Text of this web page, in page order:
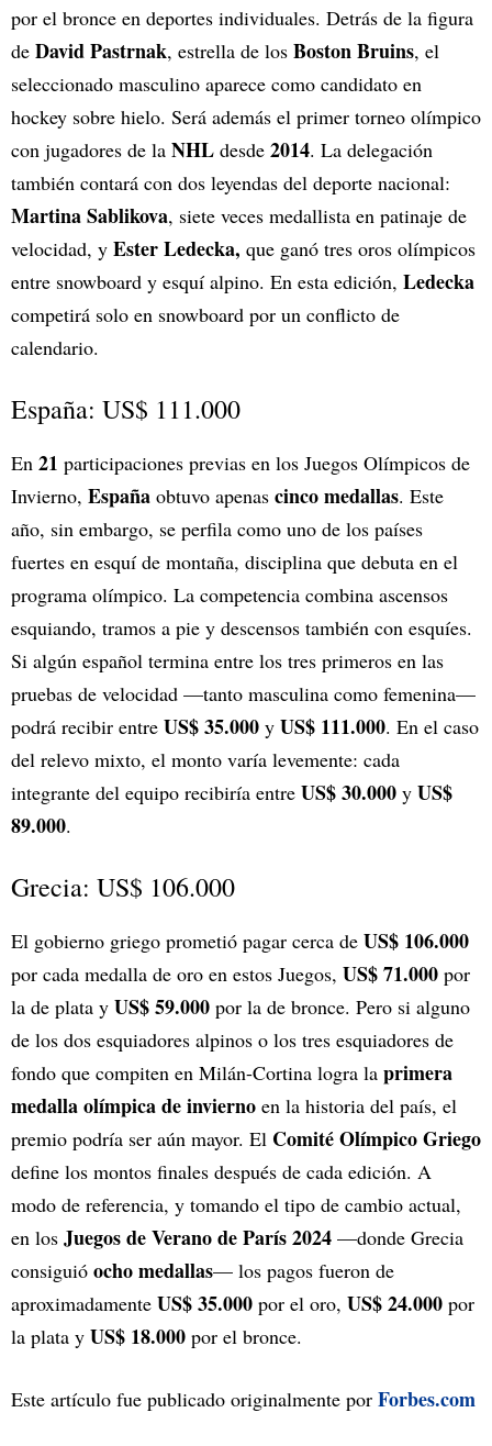
por el bronce en deportes individuales. Detrás de la figura
de David Pastrnak, estrella de los Boston Bruins, el
seleccionado masculino aparece como candidato en
hockey sobre hielo. Será además el primer torneo olímpico
con jugadores de la NHL desde 2014. La delegación
también contará con dos leyendas del deporte nacional:
Martina Sablikova, siete veces medallista en patinaje de
velocidad, y Ester Ledecka, que ganó tres oros olímpicos
entre snowboard y esquí alpino. En esta edición, Ledecka
competirá solo en snowboard por un conflicto de
calendario.
España: US$ 111.000
En 21 participaciones previas en los Juegos Olímpicos de
Invierno, España obtuvo apenas cinco medallas. Este
año, sin embargo, se perfila como uno de los países
fuertes en esquí de montaña, disciplina que debuta en el
programa olímpico. La competencia combina ascensos
esquiando, tramos a pie y descensos también con esquíes.
Si algún español termina entre los tres primeros en las
pruebas de velocidad —tanto masculina como femenina—
podrá recibir entre US$ 35.000 y US$ 111.000. En el caso
del relevo mixto, el monto varía levemente: cada
integrante del equipo recibiría entre US$ 30.000 y US$
89.000.
Grecia: US$ 106.000
El gobierno griego prometió pagar cerca de US$ 106.000
por cada medalla de oro en estos Juegos, US$ 71.000 por
la de plata y US$ 59.000 por la de bronce. Pero si alguno
de los dos esquiadores alpinos o los tres esquiadores de
fondo que compiten en Milán-Cortina logra la primera
medalla olímpica de invierno en la historia del país, el
premio podría ser aún mayor. El Comité Olímpico Griego
define los montos finales después de cada edición. A
modo de referencia, y tomando el tipo de cambio actual,
en los Juegos de Verano de París 2024 —donde Grecia
consiguió ocho medallas— los pagos fueron de
aproximadamente US$ 35.000 por el oro, US$ 24.000 por
la plata y US$ 18.000 por el bronce.
Este artículo fue publicado originalmente por Forbes.com